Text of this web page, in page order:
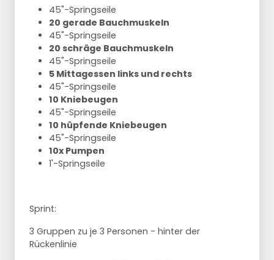
45"-Springseile
20 gerade Bauchmuskeln
45"-Springseile
20 schräge Bauchmuskeln
45"-Springseile
5 Mittagessen links und rechts
45"-Springseile
10 Kniebeugen
45"-Springseile
10 hüpfende Kniebeugen
45"-Springseile
10x Pumpen
1'-Springseile
Sprint:
3 Gruppen zu je 3 Personen - hinter der
Rückenlinie